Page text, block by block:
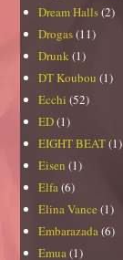
Dream Halls(2)
Drogas(11)
Drunk (1)
DT Koubou (1)
Ecchi (52)
ED(1)
EIGHT BEAT(1)
Eisen (1)
Elfa(6)
Elina Vance (1)
Embarazada(6)
Emua(1)